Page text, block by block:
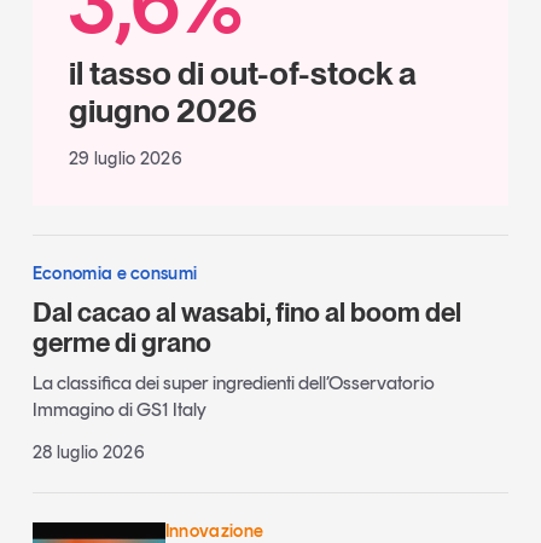
il tasso di out-of-stock a
giugno 2026
29 luglio 2026
Economia e consumi
Dal cacao al wasabi, fino al boom del
germe di grano
La classifica dei super ingredienti dell’Osservatorio
Immagino di GS1 Italy
28 luglio 2026
Innovazione